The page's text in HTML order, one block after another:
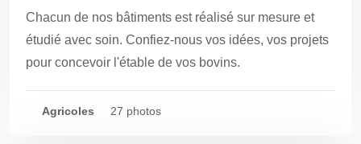
Chacun de nos bâtiments est réalisé sur mesure et
étudié avec soin. Confiez-nous vos idées, vos projets
pour concevoir l'étable de vos bovins.
Agricoles 27 photos